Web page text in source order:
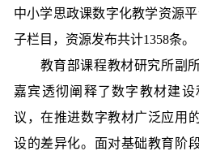
中小学思政课数字化教学资源
子栏目，资源发布共计1358条。
教育部课程教材研究所副所
嘉宾透彻阐释了数字教材建
议，在推进数字教材广泛应用
设的差异化。面对基础教育阶